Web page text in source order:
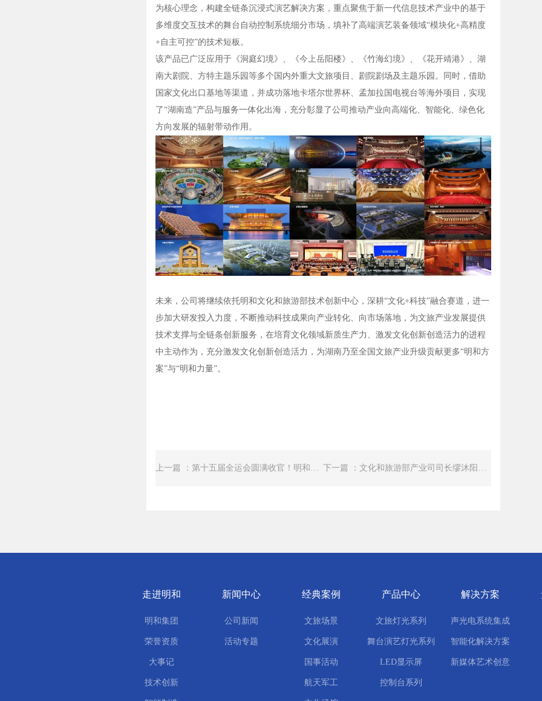
为核心理念，构建全链条沉浸式演艺解决方案，重点聚焦于新一代信息技术产业中的基于
多维度交互技术的舞台自动控制系统细分市场，填补了高端演艺装备领域“模块化+高精度
+自主可控”的技术短板。
该产品已广泛应用于《洞庭幻境》、《今上岳阳楼》、《竹海幻境》、《花开靖港》、湖
南大剧院、方特主题乐园等多个国内外重大文旅项目、剧院剧场及主题乐园。同时，借助
国家文化出口基地等渠道，并成功落地卡塔尔世界杯、孟加拉国电视台等海外项目，实现
了“湖南造”产品与服务一体化出海，充分彰显了公司推动产业向高端化、智能化、绿色化
方向发展的辐射带动作用。
未来，公司将继续依托明和文化和旅游部技术创新中心，深耕“文化+科技”融合赛道，进一
步加大研发投入力度，不断推动科技成果向产业转化、向市场落地，为文旅产业发展提供
技术支撑与全链条创新服务，在培育文化领域新质生产力、激发文化创新创造活力的进程
中主动作为，充分激发文化创新创造活力，为湖南乃至全国文旅产业升级贡献更多“明和方
案”与“明和力量”。
上一篇 ：第十五届全运会圆满收官！明和集团・北特圣迪以 “文化 + 科技” 硬核实力，绘就 “星辰大海” 传奇！ 下一篇 ：文化和旅游部产业司司长缪沐阳一行莅临明和集团调研指导
走进明和
明和集团
荣誉资质
大事记
技术创新
新闻中心
公司新闻
活动专题
经典案例
文旅场景
文化展演
国事活动
航天军工
产品中心
文旅灯光系列
舞台演艺灯光系列
LED显示屏
控制台系列
解决方案
声光电系统集成
智能化解决方案
新媒体艺术创意